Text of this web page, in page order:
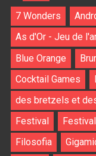
7 Wonders
As d'Or - Jeu de
Blue Orange
Cocktail Games
des bretzels et
Festival
Filosofia